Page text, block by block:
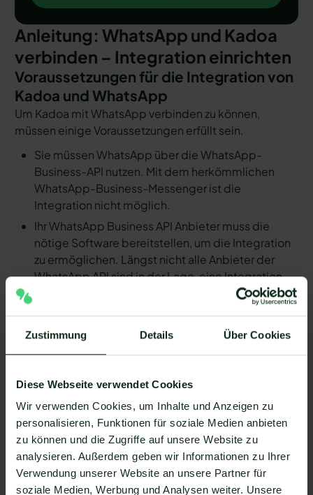
Zustimmung Details Über Cookies
Diese Webseite verwendet Cookies
Wir verwenden Cookies, um Inhalte und Anzeigen zu
personalisieren, Funktionen für soziale Medien anbieten
zu können und die Zugriffe auf unsere Website zu
analysieren. Außerdem geben wir Informationen zu Ihrer
Verwendung unserer Website an unsere Partner für
soziale Medien, Werbung und Analysen weiter. Unsere
Anleitung: WhatsApp und Kadoa
verbinden – Integration einrichten
Voraussetzungen für die Integration von
Kadoa und WhatsApp
Um Kadoa mit WhatsApp verbinden zu können,
müssen einige Voraussetzungen erfüllt sein.
Sie müssen WhatsApp über die WhatsApp-
Business-API nutzen. Mit dem herkömmlichen
WhatsApp-Business-Messenger ist die
Integration nicht möglich.
Ihr WhatsApp Business API Anbieter muss die
nötige Software bereitstellen, um die Integration
zu ermöglichen. Längst nicht alle Anbieter der
WhatsApp API sind in der Lage, eine Integration
von Kadoa und WhatsApp zu ermöglichen. Mit
Mateo stehen Ihnen dank der Zapier Integration
über 6.000 Apps zur Verfügung, die Sie mit
WhatsApp verbinden können. Darunter ist
natürlich auch Kadoa !
Da der Einrichtungsprozess der Integration je nach
dem Anbieter der WhatsApp API Schnittstelle
differenziert, gibt es keine allgemein gültige
Anleitung. Wir zeigen Ihnen im Folgenden, wie die
Einrichtung der Integration von Kadoa und WhatsApp
mit Mateo funktioniert.
So funktioniert die Integration von